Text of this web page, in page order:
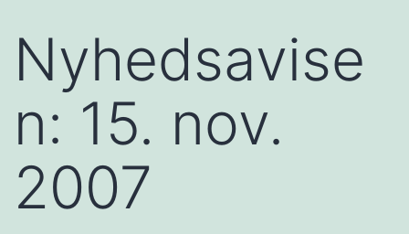
Nyhedsavise
n: 15. nov.
2007